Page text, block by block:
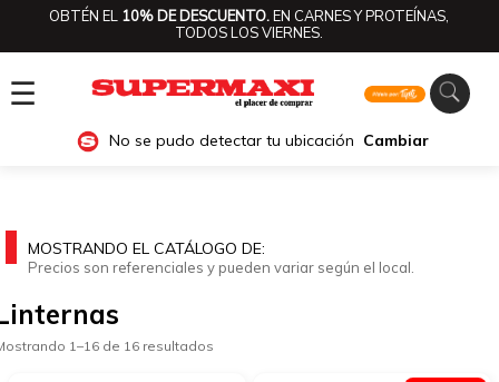
OBTÉN EL 10% DE DESCUENTO.EN CARNES Y PROTEÍNAS,
TODOS LOS VIERNES.
☰
No se pudo detectar tu ubicación Cambiar
MOSTRANDO EL CATÁLOGO DE:
Precios son referenciales y pueden variar según el local.
1–16 de 16 resultados